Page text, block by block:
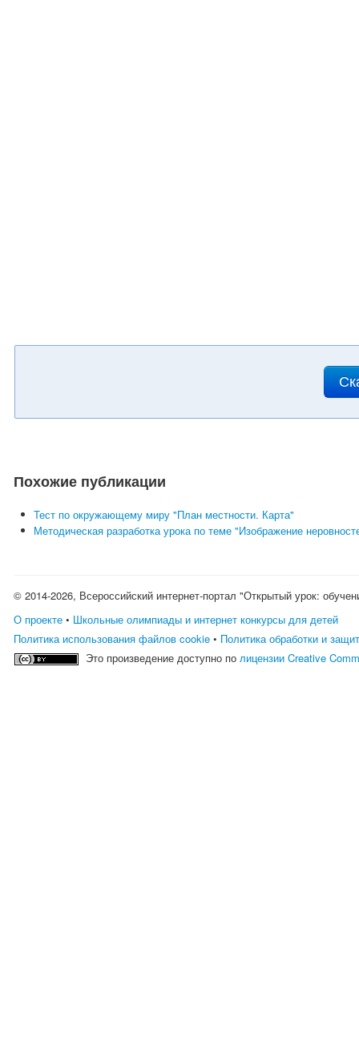
Похожие публикации
Тест по окружающему миру "План местности. Карта"
Методическая разработка урока по теме "Изображение
© 2014-2026, Всероссийский интернет-портал "Открытый урок:
О проекте • Школьные олимпиады и интернет конкурсы для детей
Политика использования файлов cookie • Политика обработки и
Это произведение доступно полицензии Creative